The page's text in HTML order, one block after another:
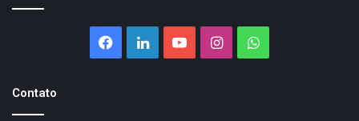
Facebook
LinkedinYouTubeInstagramWhatsApp
Contato